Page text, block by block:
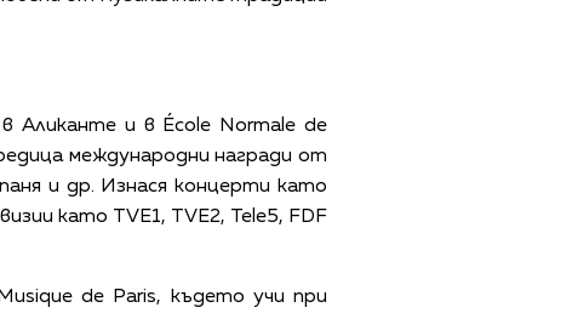
Аликанте и в École Normale de
международни награди от
и др. Изнася концерти като
като TVE1, TVE2, Tele5, FDF
de Paris, където учи при